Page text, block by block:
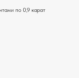
по 0,9 карат